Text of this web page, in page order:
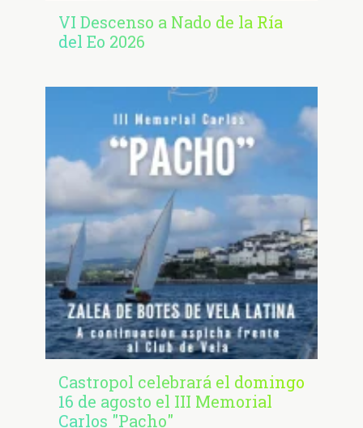
VI Descenso a Nado de la Ría
del Eo 2026
Castropol celebrará el domingo
16 de agosto el III Memorial
Carlos "Pacho"